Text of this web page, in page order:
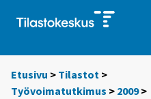
Etusivu > Tilastot >
Työvoimatutkimus > 2009>